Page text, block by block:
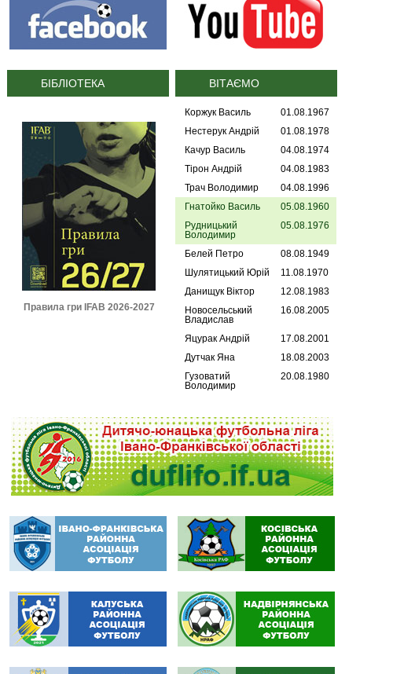
БІБЛІОТЕКА
Правила гри IFAB 2026-2027
Регламент УАФ зі статусу і
трансферу футболістів
Дисциплінарні
ВІТАЄМО
Коржук Василь
01.08.1967
Нестерук Андрій
01.08.1978
Качур Василь
04.08.1974
Тірон Андрій
04.08.1983
Трач Володимир
04.08.1996
Гнатойко Василь
05.08.1960
Рудницький
Володимир
05.08.1976
Белей Петро
08.08.1949
Шулятицький Юрій
11.08.1970
Данищук Віктор
12.08.1983
Новосельський
Владислав
16.08.2005
Яцурак Андрій
17.08.2001
Дутчак Яна
18.08.2003
Гузоватий
Володимир
20.08.1980